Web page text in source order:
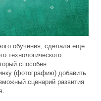
обучения, сделала еще
технологического
способен
(фотографию) добавить
сценарий развития